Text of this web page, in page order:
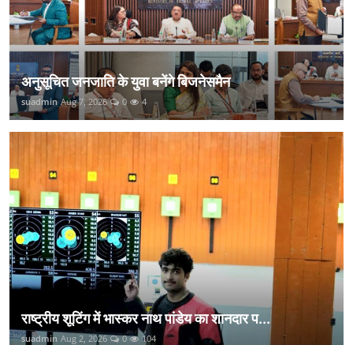
अनुसूचित जनजाति के युवा बनेंगे बिजनेसमैन
suadmin Aug 7, 2026 0 4
राष्ट्रीय शूटिंग में भास्कर नाथ पांडेय का शानदार प...
suadmin Aug 2, 2026 0 104